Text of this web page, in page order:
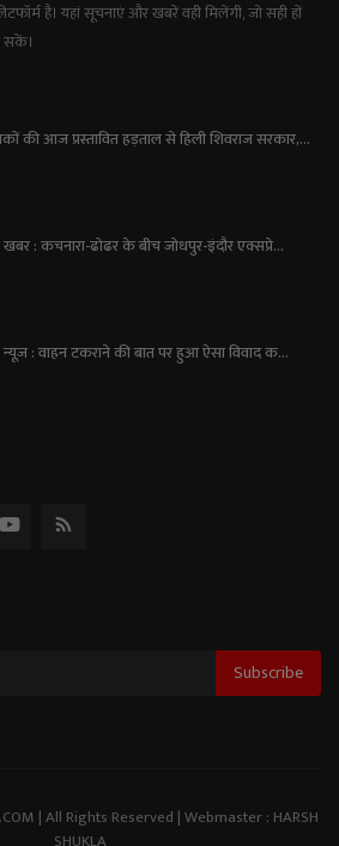
है। यहां सूचनाएं और खबरें वही मिलेंगी, जो सही हों
सकें।
की आज प्रस्तावित हड़ताल से हिली शिवराज सरकार,...
खबर : कचनारा-ढोढर के बीच जोधपुर-इंदौर एक्सप्रे...
न्यूज़ : वाहन टकराने की बात पर हुआ ऐसा विवाद क...
Subscribe
| All Rights Reserved | Webmaster : HARSH